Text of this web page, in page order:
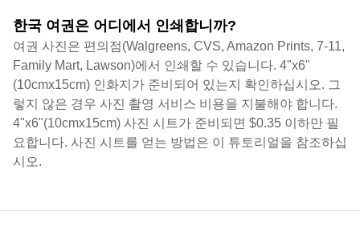
한국 여권은 어디에서 인쇄합니까?
여권 사진은 편의점(Walgreens, CVS, Amazon Prints, 7-11,
Family Mart, Lawson)에서 인쇄할 수 있습니다. 4"x6"
(10cmx15cm) 인화지가 준비되어 있는지 확인하십시오. 그
렇지 않은 경우 사진 촬영 서비스 비용을 지불해야 합니다.
4"x6"(10cmx15cm) 사진 시트가 준비되면 $0.35 이하만 필
요합니다. 사진 시트를 얻는 방법은 이 튜토리얼을 참조하십
시오.